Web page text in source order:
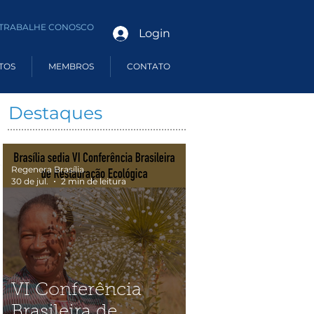
CONOSCO Login
MEMBROS CONTATO
Destaques
VI Conferência
Regenera Brasília
30 de jul.
2 min de leitura